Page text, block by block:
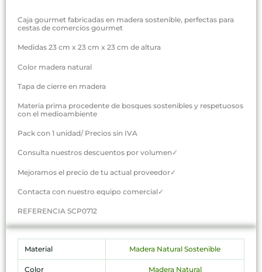
Caja gourmet fabricadas en madera sostenible, perfectas para
cestas de comercios gourmet
Medidas 23 cm x 23 cm x 23 cm de altura
Color madera natural
Tapa de cierre en madera
Materia prima procedente de bosques sostenibles y respetuosos
con el medioambiente
Pack con 1 unidad/ Precios sin IVA
Consulta nuestros descuentos por volumen✓
Mejoramos el precio de tu actual proveedor✓
Contacta con nuestro equipo comercial✓
REFERENCIA SCP0712
Material Madera Natural Sostenible
Color Madera Natural